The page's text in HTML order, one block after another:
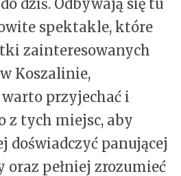
dziś. Odbywają się tu
spektakle, które
zainteresowanych
Koszalinie,
przyjechać i
z tych miejsc, aby
doświadczyć panującej
pełniej zrozumieć